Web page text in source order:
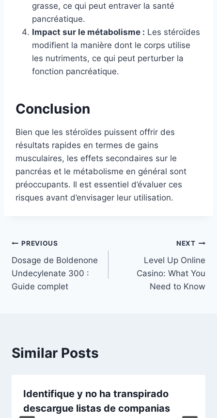
grasse, ce qui peut entraver la santé
pancréatique.
Impact sur le métabolisme : Les stéroïdes
modifient la manière dont le corps utilise
les nutriments, ce qui peut perturber la
fonction pancréatique.
Conclusion
Bien que les stéroïdes puissent offrir des
résultats rapides en termes de gains
musculaires, les effets secondaires sur le
pancréas et le métabolisme en général sont
préoccupants. Il est essentiel d’évaluer ces
risques avant d’envisager leur utilisation.
Post
navigation
PREVIOUS
Dosage de Boldenone
Undecylenate 300 :
Guide complet
NEXT
Level Up Online
Casino: What You
Need to Know
Similar Posts
Identifique y no ha transpirado
descargue listas de companias